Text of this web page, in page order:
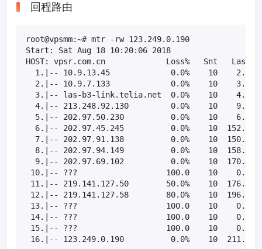
回程路由
root@vpsmm:~# mtr -rw 123.249.0.190
Start: Sat Aug 18 10:20:06 2018
HOST: vpsr.com.cn             Loss%   Snt   Last
1.|-- 10.9.13.45             0.0%    10    2.7
2.|-- 10.9.7.133             0.0%    10    3.0
3.|-- las-b3-link.telia.net  0.0%    10    4.7
4.|-- 213.248.92.130         0.0%    10    9.3
5.|-- 202.97.50.230          0.0%    10    6.4
6.|-- 202.97.45.245          0.0%    10  152.6
7.|-- 202.97.91.138          0.0%    10  150.5
8.|-- 202.97.94.149          0.0%    10  158.1
9.|-- 202.97.69.102          0.0%    10  170.0
10.|-- ???                   100.0    10    0.0
11.|-- 219.141.127.50        50.0%    10  176.6
12.|-- 219.141.127.58        80.0%    10  196.8
13.|-- ???                   100.0    10    0.0
14.|-- ???                   100.0    10    0.0
15.|-- ???                   100.0    10    0.0
16.|-- 123.249.0.190          0.0%    10  211.7